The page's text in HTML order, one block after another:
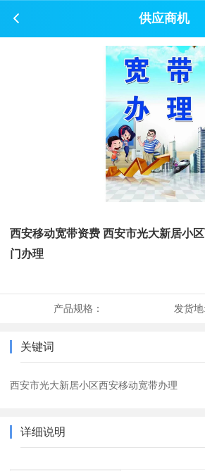
供应商机
西安移动宽带资费 西安市光大新居小
门办理
产品规格： 发货地:
关键词
西安市光大新居小区西安移动宽带办理
详细说明